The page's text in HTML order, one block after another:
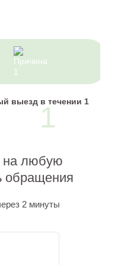
выезд в течении 1
1
на любую
обращения
2 минуты